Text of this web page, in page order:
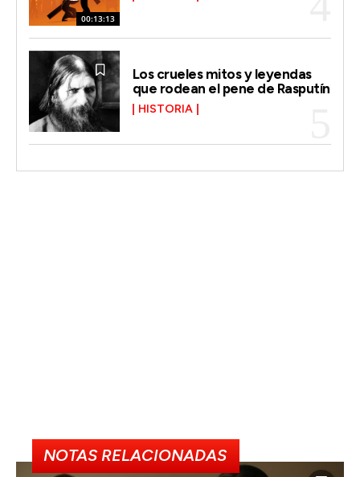
00:13:13
Los crueles mitos y leyendas
que rodean el pene de Rasputín
HISTORIA
NOTAS RELACIONADAS